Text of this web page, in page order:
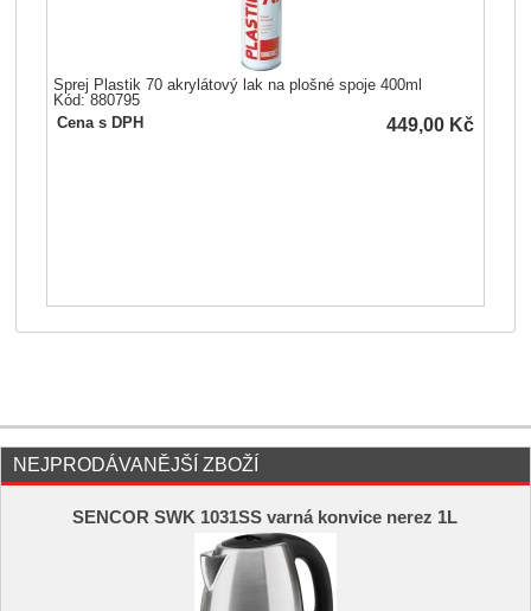
Sprej Plastik 70 akrylátový lak na plošné spoje 400ml
Kód: 880795
Cena s DPH
449,00 Kč
NEJPRODÁVANĚJŠÍ ZBOŽÍ
SENCOR SWK 1031SS varná konvice nerez 1L